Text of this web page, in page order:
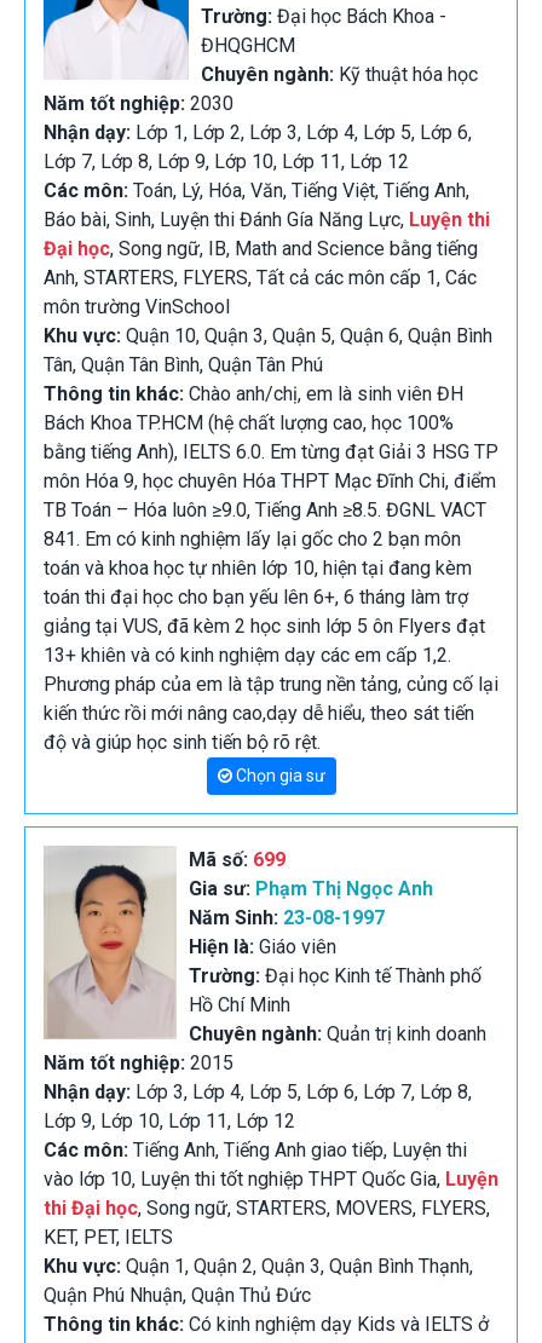
Trường: Đại học Bách Khoa -
ĐHQGHCM
Chuyên ngành: Kỹ thuật hóa học
Năm tốt nghiệp: 2030
Nhận dạy: Lớp 1, Lớp 2, Lớp 3, Lớp 4, Lớp 5, Lớp 6,
Lớp 7, Lớp 8, Lớp 9, Lớp 10, Lớp 11, Lớp 12
Các môn: Toán, Lý, Hóa, Văn, Tiếng Việt, Tiếng Anh,
Báo bài, Sinh, Luyện thi Đánh Gía Năng Lực, Luyện thi
Đại học, Song ngữ, IB, Math and Science bằng tiếng
Anh, STARTERS, FLYERS, Tất cả các môn cấp 1, Các
môn trường VinSchool
Khu vực: Quận 10, Quận 3, Quận 5, Quận 6, Quận Bình
Tân, Quận Tân Bình, Quận Tân Phú
Thông tin khác: Chào anh/chị, em là sinh viên ĐH
Bách Khoa TP.HCM (hệ chất lượng cao, học 100%
bằng tiếng Anh), IELTS 6.0. Em từng đạt Giải 3 HSG TP
môn Hóa 9, học chuyên Hóa THPT Mạc Đĩnh Chi, điểm
TB Toán – Hóa luôn ≥9.0, Tiếng Anh ≥8.5. ĐGNL VACT
841. Em có kinh nghiệm lấy lại gốc cho 2 bạn môn
toán và khoa học tự nhiên lớp 10, hiện tại đang kèm
toán thi đại học cho bạn yếu lên 6+, 6 tháng làm trợ
giảng tại VUS, đã kèm 2 học sinh lớp 5 ôn Flyers đạt
13+ khiên và có kinh nghiệm dạy các em cấp 1,2.
Phương pháp của em là tập trung nền tảng, củng cố lại
kiến thức rồi mới nâng cao,dạy dễ hiểu, theo sát tiến
độ và giúp học sinh tiến bộ rõ rệt.
Chọn gia sư
Mã số: 699
Gia sư: Phạm Thị Ngọc Anh
Năm Sinh: 23-08-1997
Hiện là: Giáo viên
Trường: Đại học Kinh tế Thành phố
Hồ Chí Minh
Chuyên ngành: Quản trị kinh doanh
Năm tốt nghiệp: 2015
Nhận dạy: Lớp 3, Lớp 4, Lớp 5, Lớp 6, Lớp 7, Lớp 8,
Lớp 9, Lớp 10, Lớp 11, Lớp 12
Các môn: Tiếng Anh, Tiếng Anh giao tiếp, Luyện thi
vào lớp 10, Luyện thi tốt nghiệp THPT Quốc Gia, Luyện
thi Đại học, Song ngữ, STARTERS, MOVERS, FLYERS,
KET, PET, IELTS
Khu vực: Quận 1, Quận 2, Quận 3, Quận Bình Thạnh,
Quận Phú Nhuận, Quận Thủ Đức
Thông tin khác: Có kinh nghiệm dạy Kids và IELTS ở